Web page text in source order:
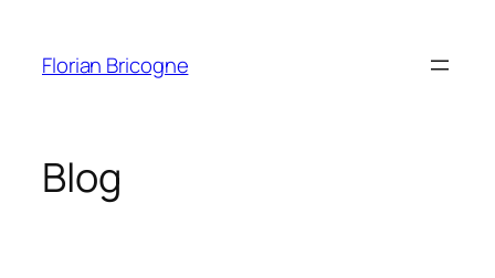
contenu
Florian Bricogne
Blog